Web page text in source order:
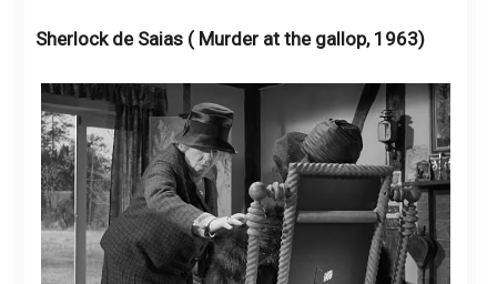
Sherlock de Saias ( Murder at the gallop, 1963)